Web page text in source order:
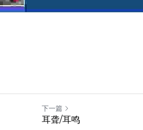
下一篇
耳聋/耳鸣